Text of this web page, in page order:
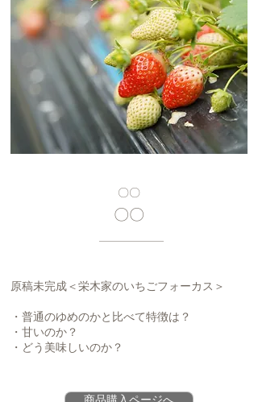
​〇〇
​原稿未完成＜栄木家のいちごフォーカス＞
・普通のゆめのかと比べて特徴は？
・甘いのか？
・どう美味しいのか？
商品購入ページへ
​〇〇